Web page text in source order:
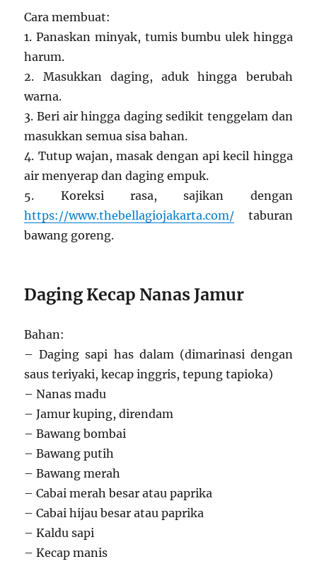
Cara membuat:
1. Panaskan minyak, tumis bumbu ulek hingga
harum.
2. Masukkan daging, aduk hingga berubah
warna.
3. Beri air hingga daging sedikit tenggelam dan
masukkan semua sisa bahan.
4. Tutup wajan, masak dengan api kecil hingga
air menyerap dan daging empuk.
5. Koreksi rasa, sajikan dengan
https://www.thebellagiojakarta.com/ taburan
bawang goreng.
Daging Kecap Nanas Jamur
Bahan:
– Daging sapi has dalam (dimarinasi dengan
saus teriyaki, kecap inggris, tepung tapioka)
– Nanas madu
– Jamur kuping, direndam
– Bawang bombai
– Bawang putih
– Bawang merah
– Cabai merah besar atau paprika
– Cabai hijau besar atau paprika
– Kaldu sapi
– Kecap manis